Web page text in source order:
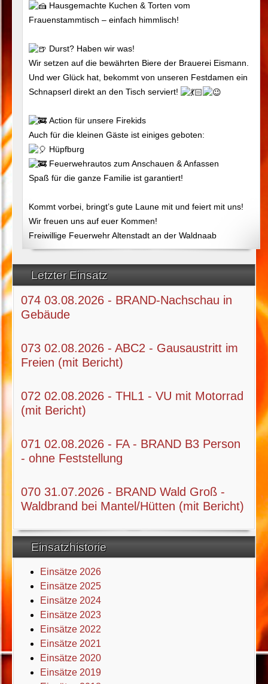
Letzter Einsatz
074 03.08.2026 - BRAND-Nachschau in
Gebäude
073 02.08.2026 - ABC2 - Gausaustritt im
Freien (mit Bericht)
072 02.08.2026 - THL1 - VU mit Motorrad
(mit Bericht)
071 02.08.2026 - FA - BRAND B3 Person
- ohne Feststellung
070 31.07.2026 - BRAND Wald Groß -
Waldbrand bei Mantel/Hütten (mit Bericht)
Einsatzhistorie
Einsätze 2026
Einsätze 2025
Einsätze 2024
Einsätze 2023
Einsätze 2022
Einsätze 2021
Einsätze 2020
Einsätze 2019
Hausgemachte Kuchen & Torten vom
Frauenstammtisch – einfach himmlisch!
Durst? Haben wir was!
Wir setzen auf die bewährten Biere der Brauerei Eismann.
Und wer Glück hat, bekommt von unseren Festdamen ein
Schnapserl direkt an den Tisch serviert!
Action für unsere Firekids
Auch für die kleinen Gäste ist einiges geboten:
Hüpfburg
Feuerwehrautos zum Anschauen & Anfassen
Spaß für die ganze Familie ist garantiert!
Kommt vorbei, bringt’s gute Laune mit und feiert mit uns!
Wir freuen uns auf euer Kommen!
Freiwillige Feuerwehr Altenstadt an der Waldnaab